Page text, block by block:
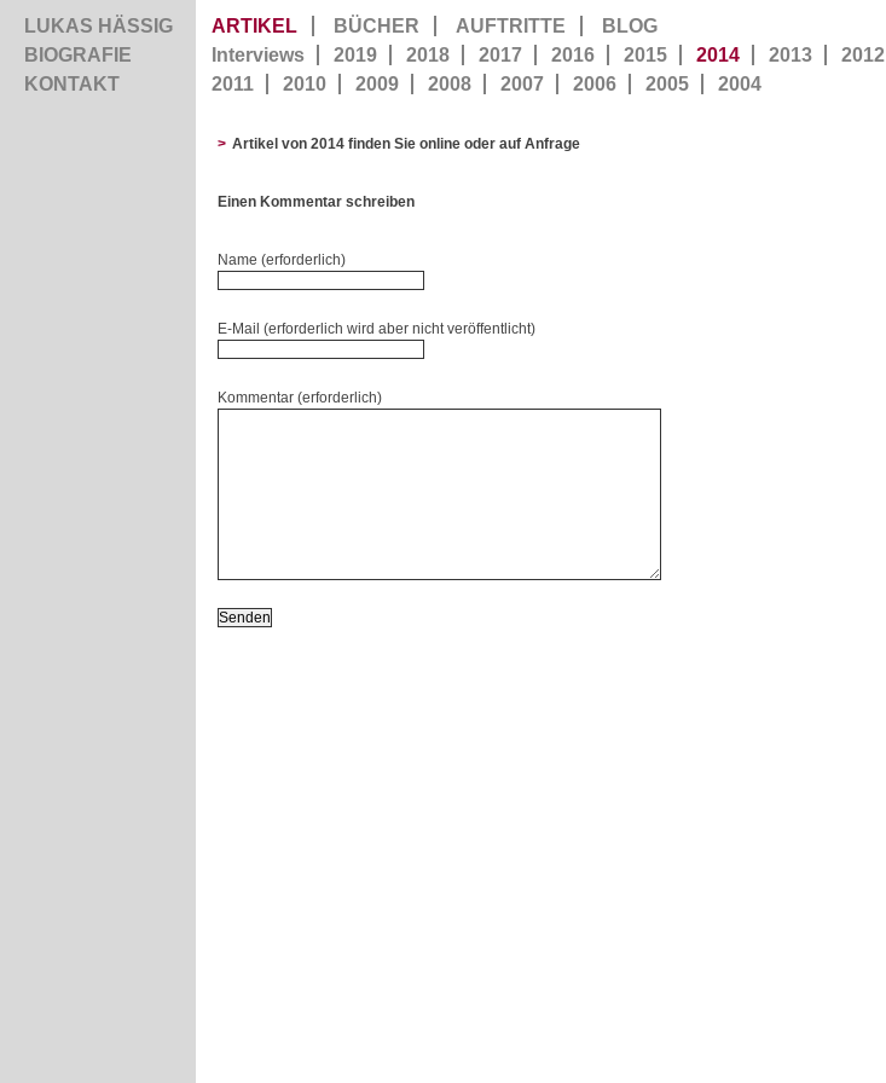
LUKAS HÄSSIG
BIOGRAFIE
KONTAKT
ARTIKEL BÜCHER AUFTRITTE
BLOG
Interviews
2019 2018 2017 2016 2015 2014 2013
2012
2011
2010 2009 2008 2007 2006 2005 2004
> Artikel von 2014 finden Sie online oder auf Anfrage
Einen Kommentar schreiben
Name (erforderlich)
E-Mail (erforderlich wird aber nicht veröffentlicht)
Kommentar (erforderlich)